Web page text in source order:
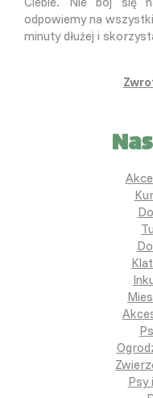
odpowiemy na
minuty dłużej i
Psy